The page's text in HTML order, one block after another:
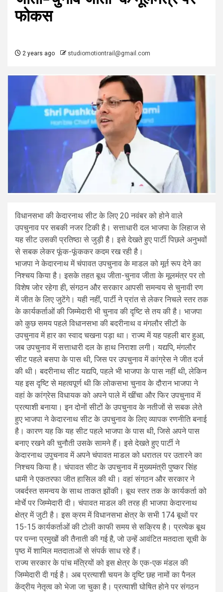
फोकस
2 years ago studiomotiontrail@gmail.com
विधानसभा की केदारनाथ सीट के लिए 20 नवंबर को होने वाले
उपचुनाव पर सबकी नजर टिकी है। सत्ताधारी दल भाजपा के लिहाज से
यह सीट उसकी प्रतिष्ठा से जुड़ी है। इसे देखते हुए पार्टी पिछले अनुभवों
से सबक लेकर फूंक-फूंककर कदम रख रही है।
भाजपा ने केदारनाथ में चंपावत उपचुनाव के माडल को मूर्त रूप देने का
निश्चय किया है। इसके तहत बूथ जीता-चुनाव जीता के मूलमंत्र पर तो
विशेष जोर रहेगा ही, संगठन और सरकार आपसी समन्वय से चुनावी रण
में जीत के लिए जुटेंगे। यही नहीं, पार्टी ने प्रांत से लेकर निचले स्तर तक
के कार्यकर्ताओं की जिम्मेदारी भी चुनाव की दृष्टि से तय की है। भाजपा
को कुछ समय पहले विधानसभा की बदरीनाथ व मंगलौर सीटों के
उपचुनाव में हार का स्वाद चखना पड़ा था। राज्य में यह पहली बार हुआ,
जब उपचुनाव में सत्ताधारी दल के हाथ निराशा लगी। यद्यपि, मंगलौर
सीट पहले बसपा के पास थी, जिस पर उपचुनाव में कांग्रेस ने जीत दर्ज
की थी। बदरीनाथ सीट यद्यपि, पहले भी भाजपा के पास नहीं थी, लेकिन
यह इस दृष्टि से महत्वपूर्ण थी कि लोकसभा चुनाव के दौरान भाजपा ने
वहां के कांग्रेस विधायक को अपने पाले में खींचा और फिर उपचुनाव में
प्रत्याशी बनाया। इन दोनों सीटों के उपचुनाव के नतीजों से सबक लेते
हुए भाजपा ने केदारनाथ सीट के उपचुनाव के लिए व्यापक रणनीति बनाई
है। कारण यह कि यह सीट पहले भाजपा के पास थी, जिसे अपने पास
बनाए रखने की चुनौती उसके सामने हैं। इसे देखते हुए पार्टी ने
केदारनाथ उपुचनाव में अपने चंपावत माडल को धरातल पर उतारने का
निश्चय किया है। चंपावत सीट के उपचुनाव में मुख्यमंत्री पुष्कर सिंह
धामी ने एकतरफा जीत हासिल की थी। वहां संगठन और सरकार ने
जबर्दस्त समन्वय के साथ ताकत झोंकी। बूथ स्तर तक के कार्यकर्ता को
मोर्चे पर जिम्मेदारी दी। चंपावत माडल की तरह ही भाजपा केदारनाथ
क्षेत्र में जुटी है। इस क्रम में विधानसभा क्षेत्र के सभी 174 बूथों पर
15-15 कार्यकर्ताओं की टोली काफी समय से सक्रिय है। प्रत्येक बूथ
पर पन्ना प्रमुखों की तैनाती की गई है, जो उन्हें आवंटित मतदाता सूची के
पृष्ठ में शामिल मतदाताओं से संपर्क साध रहे हैं।
राज्य सरकार के पांच मंत्रियों को इस क्षेत्र के एक-एक मंडल की
जिम्मेदारी दी गई है। अब प्रत्याशी चयन के दृष्टि छह नामों का पैनल
केंद्रीय नेतृत्व को भेजा जा चुका है। प्रत्याशी घोषित होने पर संगठन